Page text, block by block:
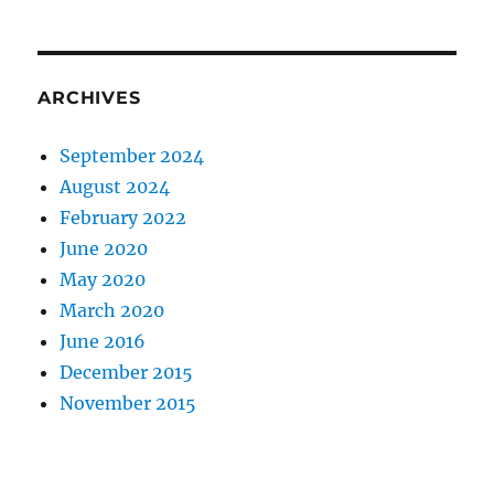
ARCHIVES
September 2024
August 2024
February 2022
June 2020
May 2020
March 2020
June 2016
December 2015
November 2015